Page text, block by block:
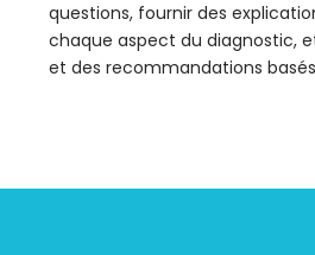
questions, fournir des
chaque aspect du diagnostic,
et des recommandations